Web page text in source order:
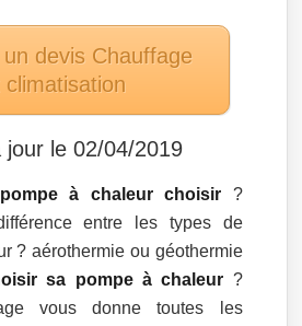
devis Chauffage
climatisation
jour le02/04/2019
à chaleur choisir ?
entre les types de
? aérothermie ou géothermie
sa pompe à chaleur ?
vous donne toutes les